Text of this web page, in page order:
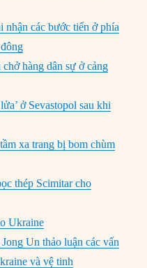
các bước tiến ở phía
hàng dân sự ở cảng
ở Sevastopol sau khi
xa trang bị bom chùm
thép Scimitar cho
Ukraine
Un thảo luận các vấn
và vệ tinh